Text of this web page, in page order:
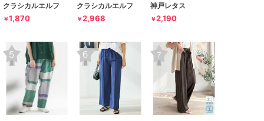
クラシカルエルフ
￥1,870
クラシカルエルフ
￥2,968
神戸レタス
￥2,190